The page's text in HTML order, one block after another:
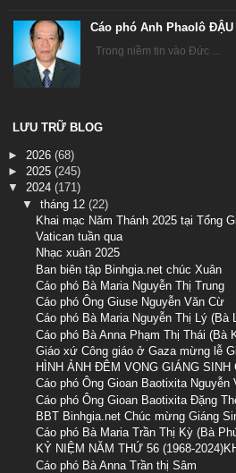
Cáo phó Anh Phaolô ĐẬU
Trong niềm tin vào Đức ...
LƯU TRỮ BLOG
► 2026 (68)
► 2025 (245)
▼ 2024 (171)
▼ tháng 12 (22)
Khai mạc Năm Thánh 2025 tại Tổng
Vatican tuần qua
Nhạc xuân 2025
Ban biên tập Binhgia.net chúc Xuân
Cáo phó Bà Maria Nguyễn Thị Trung
Cáo phó Ông Giuse Nguyễn Văn Cừ
Cáo phó Bà Maria Nguyễn Thị Lý (Bà
Cáo phó Bà Anna Phạm Thị Thái (Bà
Giáo xứ Công giáo ở Gaza mừng lễ
HÌNH ẢNH ĐÊM VỌNG GIÁNG
Cáo phó Ông Gioan Baotixita Nguyễn
Cáo phó Ông Gioan Baotixita Đặng
BBT Binhgia.net Chúc mừng Giáng
Cáo phó Bà Maria Trần Thị Kỳ (Bà
KỶ NIỆM NĂM THỨ 56 (1968-
Cáo phó Bà Anna Trần thị Sâm